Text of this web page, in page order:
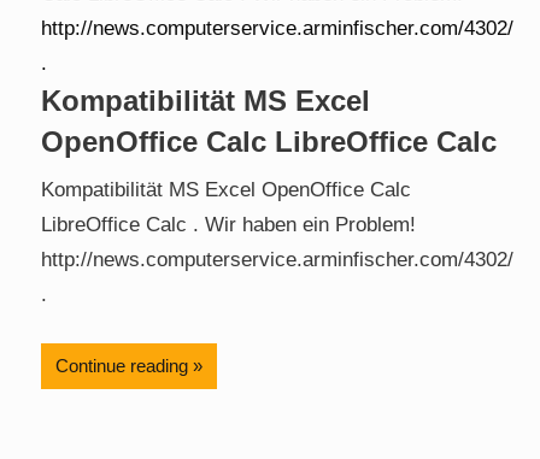
Kompatibilität MS Excel
OpenOffice Calc LibreOffice Calc
Kompatibilität MS Excel OpenOffice Calc
LibreOffice Calc . Wir haben ein Problem!
http://news.computerservice.arminfischer.com/4302/
.
Continue reading